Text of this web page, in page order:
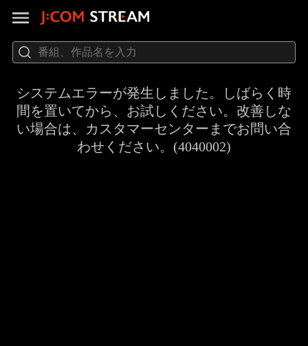
システムエラーが発生しました。しばらく時
間を置いてから、お試しください。改善しな
い場合は、カスタマーセンターまでお問い合
わせください。(4040002)